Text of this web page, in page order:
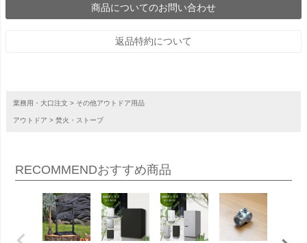
商品についてのお問い合わせ
返品特約について
業務用・大口注文 その他アウトドア用品
アウトドア 焚火・ストーブ
RECOMMENDおすすめ商品